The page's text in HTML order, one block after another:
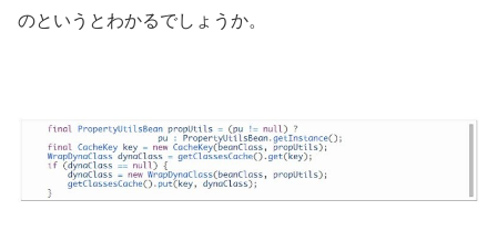
のというとわかるでしょうか。